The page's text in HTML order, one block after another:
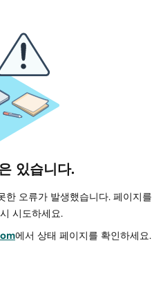
있습니다.
한 오류가 발생했습니다. 페이지를
시도하세요.
에서 상태 페이지를 확인하세요.